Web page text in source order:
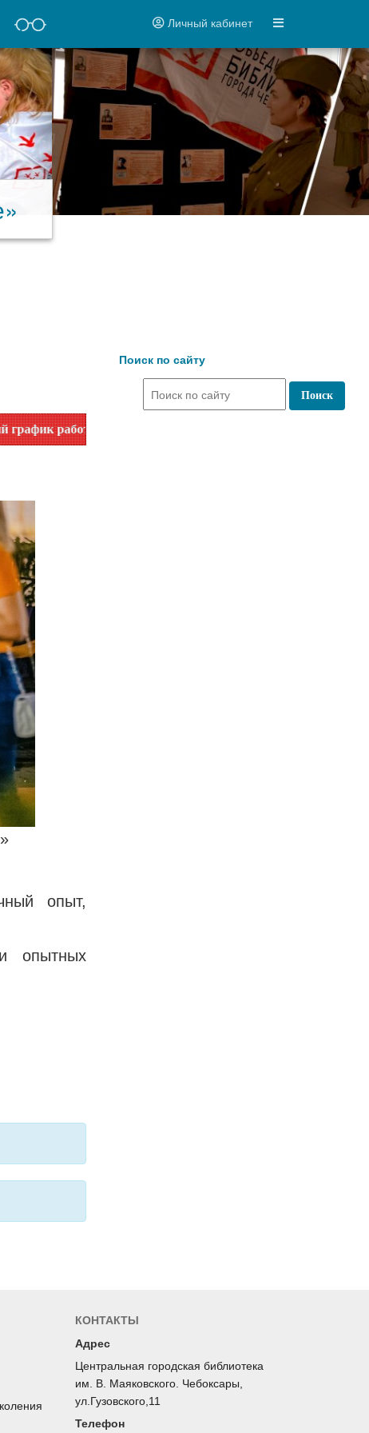
Личный кабинет
Уточняйте время работы по номеру телефона или на
опыт,
опытных
Поиск по сайту
КОНТАКТЫ
Адрес
Центральная городская библиотека
им. В. Маяковского. Чебоксары,
ул.Гузовского,11
Телефон